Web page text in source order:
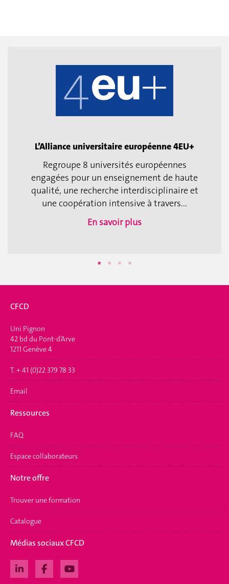
L’Alliance universitaire européenne 4EU+
Regroupe 8 universités européennes
engagées pour un enseignement de haute
qualité, une recherche interdisciplinaire et
une coopération intensive à travers...
En savoir plus
CFCD
Uni Pignon
42 bd du Pont-d’Arve
1211 Genève 4
T. + 41 (0)22 379 78 33
Email
Ressources
FAQ
Espace collaborateurs
Notre offre
Trouver une formation
Catalogue
Médias sociaux CFCD